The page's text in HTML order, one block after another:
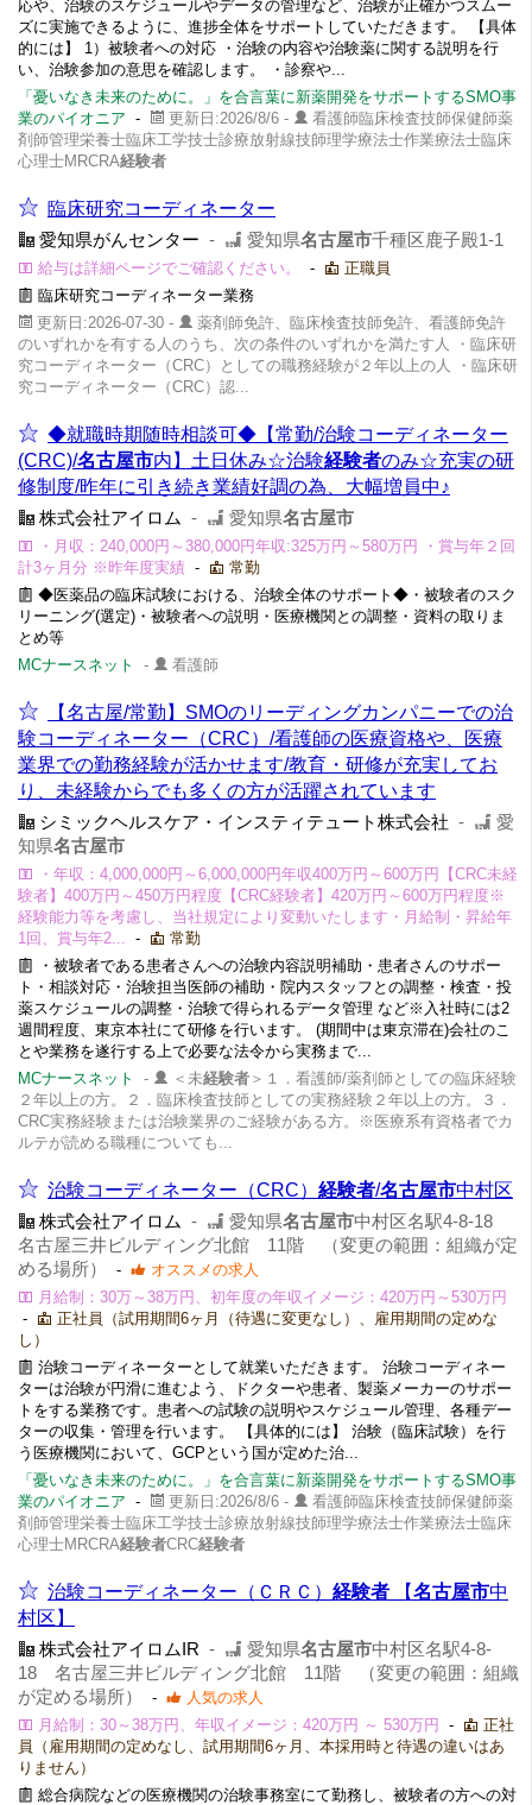
応や、治験のスケジュールやデータの管理など、治験が正確かつスムー
ズに実施できるように、進捗全体をサポートしていただきます。 【具体
的には】 1）被験者への対応 ・治験の内容や治験薬に関する説明を行
い、治験参加の意思を確認します。 ・診察や...
「憂いなき未来のために。」を合言葉に新薬開発をサポートするSMO事
業のパイオニア - 更新日:2026/8/6 -
看護師臨床検査技師保健師薬
剤師管理栄養士臨床工学技士診療放射線技師理学療法士作業療法士臨床
心理士MRCRA経験者
臨床研究コーディネーター
愛知県がんセンター - 愛知県名古屋市千種区鹿子殿1-1
給与は詳細ページでご確認ください。 -
正職員
臨床研究コーディネーター業務
更新日:2026-07-30 -
薬剤師免許、臨床検査技師免許、看護師免許
のいずれかを有する人のうち、次の条件のいずれかを満たす人 ・臨床研
究コーディネーター（CRC）としての職務経験が２年以上の人 ・臨床研
究コーディネーター（CRC）認...
◆就職時期随時相談可◆【常勤/治験コーディネーター
(CRC)/名古屋市内】土日休み☆治験経験者のみ☆充実の研
修制度/昨年に引き続き業績好調の為、大幅増員中♪
株式会社アイロム - 愛知県名古屋市
・月収：240,000円～380,000円年収:325万円～580万円 ・賞与年２回
計3ヶ月分 ※昨年度実績 -
常勤
◆医薬品の臨床試験における、治験全体のサポート◆・被験者のスク
リーニング(選定)・被験者への説明・医療機関との調整・資料の取りま
とめ等
MCナースネット
- 看護師
【名古屋/常勤】SMOのリーディングカンパニーでの治
験コーディネーター（CRC）/看護師の医療資格や、医療
業界での勤務経験が活かせます/教育・研修が充実してお
り、未経験からでも多くの方が活躍されています
シミックヘルスケア・インスティテュート株式会社 -
愛
知県名古屋市
・年収：4,000,000円～6,000,000円年収400万円～600万円【CRC未経
験者】400万円～450万円程度【CRC経験者】420万円～600万円程度※
経験能力等を考慮し、当社規定により変動いたします・月給制・昇給年
1回、賞与年2...
-
常勤
・被験者である患者さんへの治験内容説明補助・患者さんのサポー
ト・相談対応・治験担当医師の補助・院内スタッフとの調整・検査・投
薬スケジュールの調整・治験で得られるデータ管理 など※入社時には2
週間程度、東京本社にて研修を行います。 (期間中は東京滞在)会社のこ
とや業務を遂行する上で必要な法令から実務まで...
MCナースネット
- ＜未経験者 ＞１．看護師/薬剤師としての臨床経験
２年以上の方。２．臨床検査技師としての実務経験２年以上の方。３．
CRC実務経験または治験業界のご経験がある方。※医療系有資格者でカ
ルテが読める職種についても...
治験コーディネーター（CRC） 経験者/名古屋市中村区
株式会社アイロム - 愛知県名古屋市中村区名駅4-8-18
名古屋三井ビルディング北館 11階 （変更の範囲：組織が定
める場所）
-
オススメの求人
月給制：30万～38万円、初年度の年収イメージ：420万円～530万円
-
正社員（試用期間6ヶ月（待遇に変更なし）、雇用期間の定めな
し）
治験コーディネーターとして就業いただきます。 治験コーディネー
ターは治験が円滑に進むよう、ドクターや患者、製薬メーカーのサポー
トをする業務です。患者への試験の説明やスケジュール管理、各種デー
ターの収集・管理を行います。 【具体的には】 治験（臨床試験）を行
う医療機関において、GCPという国が定めた治...
「憂いなき未来のために。」を合言葉に新薬開発をサポートするSMO事
業のパイオニア - 更新日:2026/8/6 -
看護師臨床検査技師保健師薬
剤師管理栄養士臨床工学技士診療放射線技師理学療法士作業療法士臨床
心理士MRCRA経験者CRC経験者
治験コーディネーター（ＣＲＣ） 経験者 【名古屋市中
村区】
株式会社アイロムIR - 愛知県名古屋市中村区名駅4-8-
18 名古屋三井ビルディング北館 11階 （変更の範囲：組織
が定める場所）
-
人気の求人
月給制：30～38万円、年収イメージ：420万円 ～ 530万円
-
正社
員（雇用期間の定めなし、試用期間6ヶ月、本採用時と待遇の違いはあ
りません）
総合病院などの医療機関の治験事務室にて勤務し、被験者の方への対